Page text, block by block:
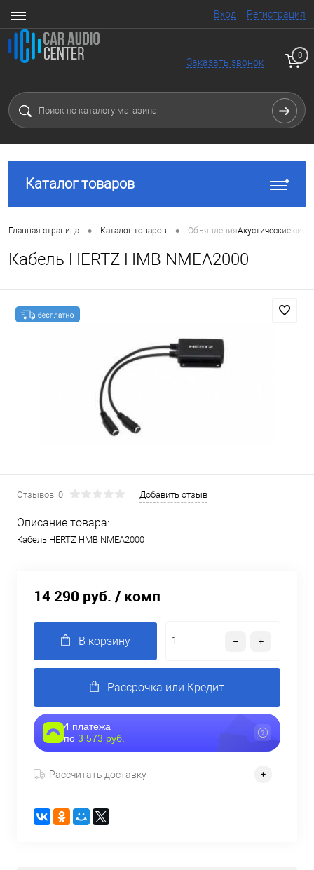
Вход Регистрация
Заказать звонок
0
Каталог товаров
Главная страница • Каталог товаров • ОбъявленияАкустические
Кабель HERTZ HMB NMEA2000
Отзывов: 0 Добавить отзыв
Описание товара:
Кабель HERTZ HMB NMEA2000
14 290 руб. / комп
В корзину
Рассрочка или Кредит
4 платежа
по 3 573 руб.
Рассчитать доставку